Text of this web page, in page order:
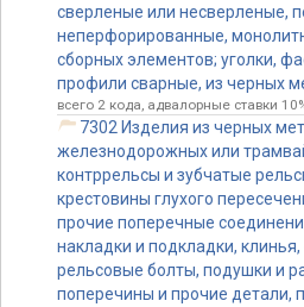
сверленые или несверленые,
неперфорированные,
сборных элементов; уголки,
профили сварные, из черных
всего 2 кода, адвалорные ставки
7302 Изделия из черных
железнодорожных или
контррельсы и зубчатые
крестовины глухого
прочие поперечные
накладки и подкладки,
рельсовые болты, подушки и
поперечины и прочие детали,